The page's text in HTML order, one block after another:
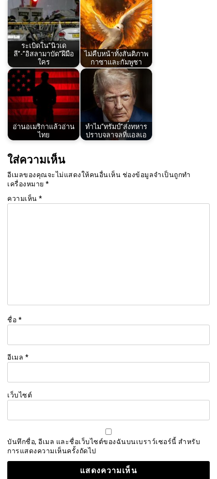
ระเบิดใน”นิวเด
ลี”-”อิสลามาบัด”ฝีมือ
ใคร
ไม่คืบหน้าทั้งสันติภาพ
กาซาและกัมพูชา
อ่านอเมริกาแล้วอ่าน
ไทย
ทำไม“ทรัมป์”ส่งทหาร
ปราบจลาจลที่แอลเอ
ใส่ความเห็น
อีเมลของคุณจะไม่แสดงให้คนอื่นเห็น ช่องข้อมูลจำเป็นถูกทำ
เครื่องหมาย *
ความเห็น *
ชื่อ *
อีเมล *
เว็บไซต์
บันทึกชื่อ, อีเมล และชื่อเว็บไซต์ของฉันบนเบราว์เซอร์นี้ สำหรับ
การแสดงความเห็นครั้งถัดไป